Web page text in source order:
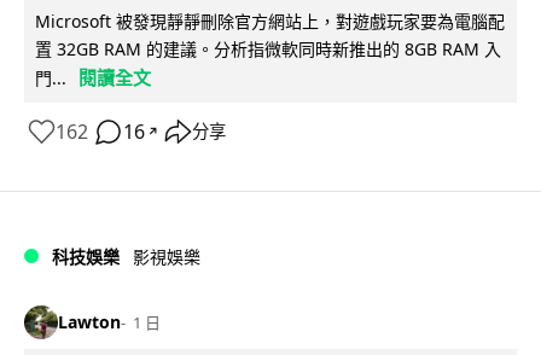
Microsoft 被發現靜靜刪除官方網站上，對遊戲玩家要為電腦配
置 32GB RAM 的建議。分析指微軟同時新推出的 8GB RAM 入
門...
閱讀全文
162 16 ↗ 分享
科技娛樂 影視娛樂
Lawton 1 日